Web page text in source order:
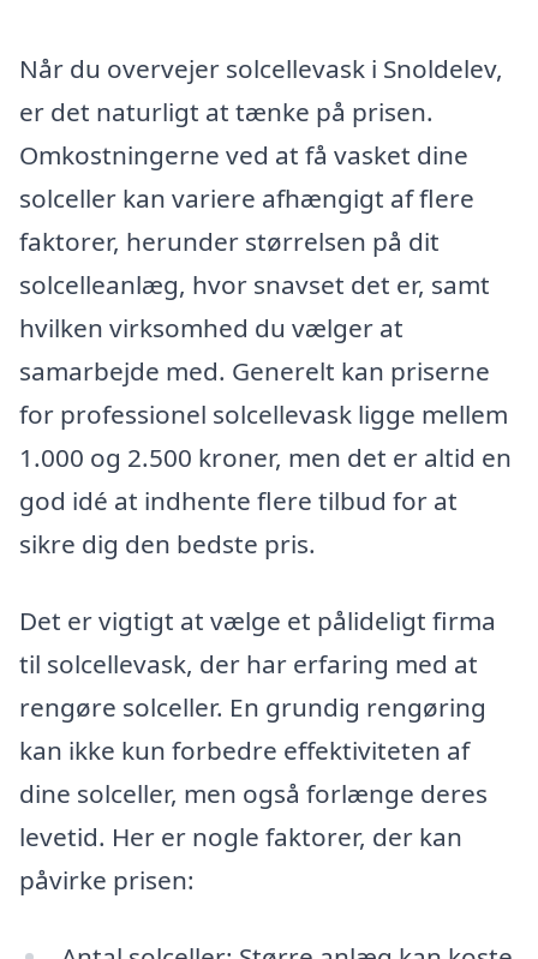
Når du overvejer solcellevask i Snoldelev,
er det naturligt at tænke på prisen.
Omkostningerne ved at få vasket dine
solceller kan variere afhængigt af flere
faktorer, herunder størrelsen på dit
solcelleanlæg, hvor snavset det er, samt
hvilken virksomhed du vælger at
samarbejde med. Generelt kan priserne
for professionel solcellevask ligge mellem
1.000 og 2.500 kroner, men det er altid en
god idé at indhente flere tilbud for at
sikre dig den bedste pris.
Det er vigtigt at vælge et pålideligt firma
til solcellevask, der har erfaring med at
rengøre solceller. En grundig rengøring
kan ikke kun forbedre effektiviteten af
dine solceller, men også forlænge deres
levetid. Her er nogle faktorer, der kan
påvirke prisen: